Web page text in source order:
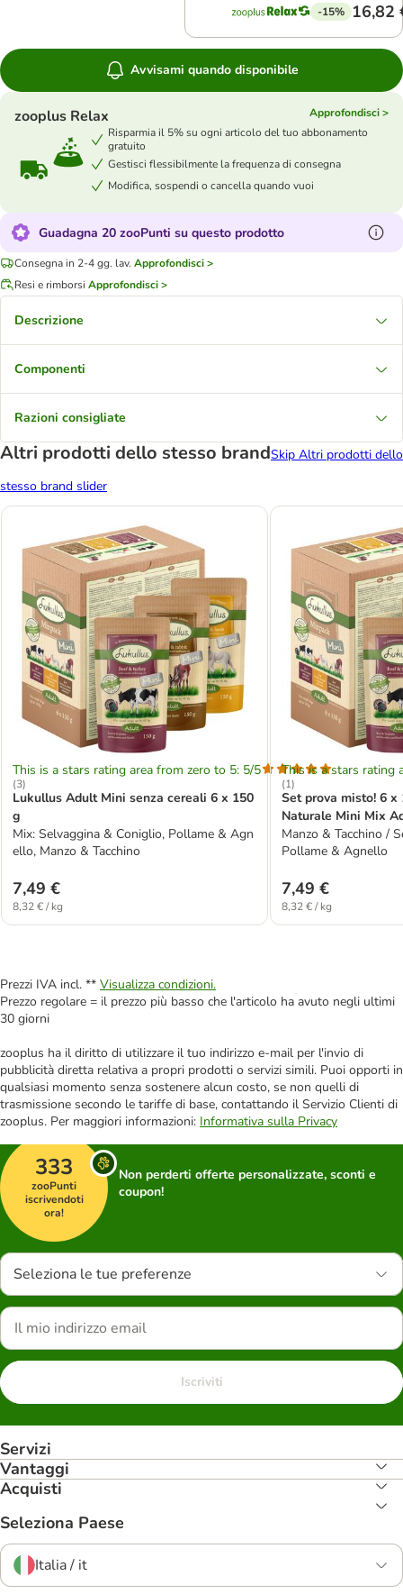
-15% 16,82
Avvisami quando disponibile
zooplus Relax
Approfondisci >
Risparmia il 5% su ogni articolo del tuo abbonamento
gratuito
Gestisci flessibilmente la frequenza di consegna
Modifica, sospendi o cancella quando vuoi
Guadagna 20 zooPunti su questo prodotto
Consegna in 2-4 gg. lav. Approfondisci >
Resi e rimborsi Approfondisci >
Descrizione
Componenti
Razioni consigliate
Altri prodotti dello stesso brandSkip Altri prodotti dello
stesso brand slider
This is a stars rating area from zero to 5: 5/5
(3)
Lukullus Adult Mini senza cereali 6 x 150
g
Mix: Selvaggina & Coniglio, Pollame & Agn
ello, Manzo & Tacchino
7,49 €
8,32 € / kg
This is a stars rating
(1)
Set prova misto! 6 x
Naturale Mini Mix
salvafreschezza
Manzo & Tacchino /
Pollame & Agnello
7,49 €
8,32 € / kg
Prezzi IVA incl. ** Visualizza condizioni.
Prezzo regolare = il prezzo più basso che l'articolo ha avuto negli ultimi
30 giorni
zooplus ha il diritto di utilizzare il tuo indirizzo e-mail per l'invio di
pubblicità diretta relativa a propri prodotti o servizi simili. Puoi opporti in
qualsiasi momento senza sostenere alcun costo, se non quelli di
trasmissione secondo le tariffe di base, contattando il Servizio Clienti di
zooplus. Per maggiori informazioni: Informativa sulla Privacy
333
zooPunti
iscrivendoti
ora!
Non perderti offerte personalizzate, sconti e
coupon!
Seleziona le tue preferenze
Iscriviti
Servizi
Vantaggi
Acquisti
Seleziona Paese
Italia / it